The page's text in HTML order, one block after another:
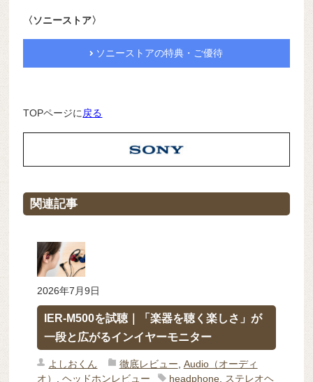
〈ソニーストア〉
ソニーストアの特典・ご優待
TOPページに 戻る
関連記事
2026年7月9日
IER-M500を試聴｜「楽器を聴く楽しさ」が
一段と広がるインイヤーモニター
よしおくん 徹底レビュー, Audio（オーディ
オ） ,ヘッドホンレビュー headphone, ステレオヘ